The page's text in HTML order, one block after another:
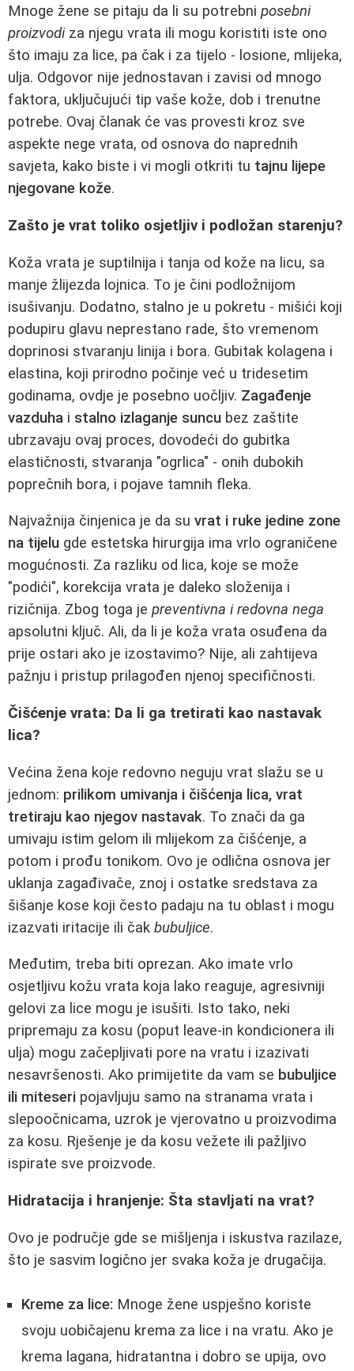
Mnoge žene se pitaju da li su potrebni posebni
proizvodiza njegu vrata ili mogu koristiti iste ono
što imaju za lice, pa čak i za tijelo - losione, mlijeka,
ulja. Odgovor nije jednostavan i zavisi od mnogo
faktora, uključujući tip vaše kože, dob i trenutne
potrebe. Ovaj članak će vas provesti kroz sve
aspekte nege vrata, od osnova do naprednih
savjeta, kako biste i vi mogli otkriti tu tajnu lijepe
njegovane kože.
Zašto je vrat toliko osjetljiv i podložan starenju?
Koža vrata je suptilnija i tanja od kože na licu, sa
manje žlijezda lojnica. To je čini podložnijom
isušivanju. Dodatno, stalno je u pokretu - mišići koji
podupiru glavu neprestano rade, što vremenom
doprinosi stvaranju linija i bora. Gubitak kolagena i
elastina, koji prirodno počinje već u tridesetim
godinama, ovdje je posebno uočljiv. Zagađenje
vazduha i stalno izlaganje suncu bez zaštite
ubrzavaju ovaj proces, dovodeći do gubitka
elastičnosti, stvaranja "ogrlica" - onih dubokih
poprečnih bora, i pojave tamnih fleka.
Najvažnija činjenica je da su vrat i ruke jedine zone
na tijelu gde estetska hirurgija ima vrlo ograničene
mogućnosti. Za razliku od lica, koje se može
"podići", korekcija vrata je daleko složenija i
rizičnija. Zbog toga je preventivna i redovna nega
apsolutni ključ. Ali, da li je koža vrata osuđena da
prije ostari ako je izostavimo? Nije, ali zahtijeva
pažnju i pristup prilagođen njenoj specifičnosti.
Čišćenje vrata: Da li ga tretirati kao nastavak
lica?
Većina žena koje redovno neguju vrat slažu se u
jednom: prilikom umivanja i čišćenja lica, vrat
tretiraju kao njegov nastavak. To znači da ga
umivaju istim gelom ili mlijekom za čišćenje, a
potom i prođu tonikom. Ovo je odlična osnova jer
uklanja zagađivače, znoj i ostatke sredstava za
šišanje kose koji često padaju na tu oblast i mogu
izazvati iritacije ili čak bubuljice.
Međutim, treba biti oprezan. Ako imate vrlo
osjetljivu kožu vrata koja lako reaguje, agresivniji
gelovi za lice mogu je isušiti. Isto tako, neki
pripremaju za kosu (poput leave-in kondicionera ili
ulja) mogu začepljivati pore na vratu i izazivati
nesavršenosti. Ako primijetite da vam se bubuljice
ili miteseri pojavljuju samo na stranama vrata i
slepoočnicama, uzrok je vjerovatno u proizvodima
za kosu. Rješenje je da kosu vežete ili pažljivo
ispirate sve proizvode.
Hidratacija i hranjenje: Šta stavljati na vrat?
Ovo je područje gde se mišljenja i iskustva razilaze,
što je sasvim logično jer svaka koža je drugačija.
Kreme za lice: Mnoge žene uspješno koriste
svoju uobičajenu krema za lice i na vratu. Ako je
krema lagana, hidratantna i dobro se upija, ovo